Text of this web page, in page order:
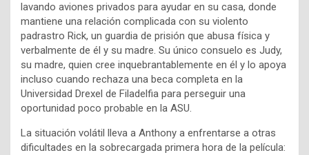
lavando aviones privados para ayudar en su casa, donde
mantiene una relación complicada con su violento
padrastro Rick, un guardia de prisión que abusa física y
verbalmente de él y su madre. Su único consuelo es Judy,
su madre, quien cree inquebrantablemente en él y lo apoya
incluso cuando rechaza una beca completa en la
Universidad Drexel de Filadelfia para perseguir una
oportunidad poco probable en la ASU.
La situación volátil lleva a Anthony a enfrentarse a otras
dificultades en la sobrecargada primera hora de la película: